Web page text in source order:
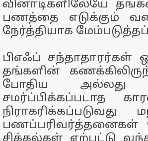
வினாடிகளிலேயே
பணத்தை எடுக்கும்
நேர்த்தியாக
பிஎஃப் சந்தாதாரர்கள்
தங்களின்
போதிய
சமர்ப்பிக்கப்படாத
பணப்பரிவர்த்தனைகள்